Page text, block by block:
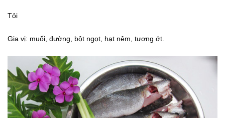
Tỏi
Gia vị: muối, đường, bột ngọt, hạt nêm, tương ớt.